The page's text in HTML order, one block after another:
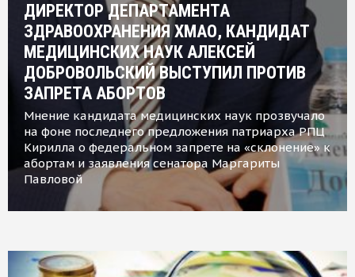
ДИРЕКТОР ДЕПАРТАМЕНТА
ЗДРАВООХРАНЕНИЯ ХМАО, КАНДИДАТ
МЕДИЦИНСКИХ НАУК АЛЕКСЕЙ
ДОБРОВОЛЬСКИЙ ВЫСТУПИЛ ПРОТИВ
ЗАПРЕТА АБОРТОВ
Мнение кандидата медицинских наук прозвучало
на фоне последнего предложения патриарха РПЦ
Кирилла о федеральном запрете на «склонение» к
абортам и заявления сенатора Маргариты
Павловой